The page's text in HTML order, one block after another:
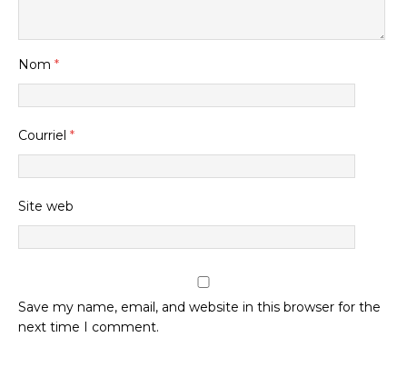
Nom *
Courriel *
Site web
Save my name, email, and website in this browser for the
next time I comment.